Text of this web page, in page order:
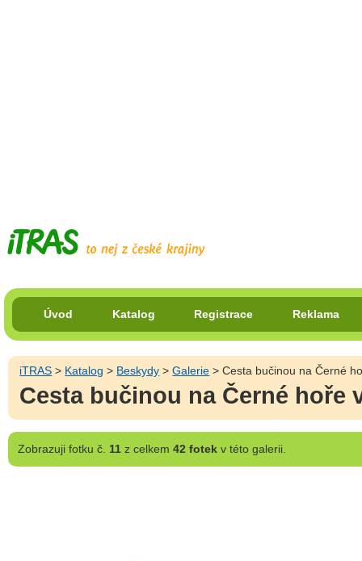
Úvod Katalog Registrace Reklama
iTRAS > Katalog > Beskydy >Galerie > Cesta bučinou na Černé
Cesta bučinou na Černé hoře
Zobrazujifotku č. 11z celkem 42 fotekv této galerii.